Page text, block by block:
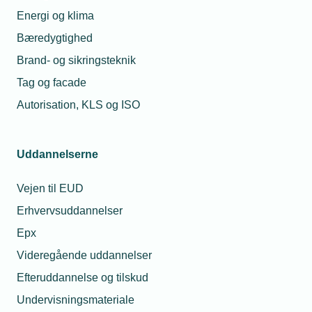
Energi og klima
Bæredygtighed
Brand- og sikringsteknik
Tag og facade
Autorisation, KLS og ISO
Uddannelserne
Vejen til EUD
Erhvervsuddannelser
Epx
Videregående uddannelser
Efteruddannelse og tilskud
Undervisningsmateriale
medlemmernes input, ønsker og erfaringer
alp@tekniq.dk eller Mie Forsberg på
mfo@tekniq.dk, hvis I ønsker at høre mere om
projektet eller kan bidrage med erfaringer og andre
perspektiver.